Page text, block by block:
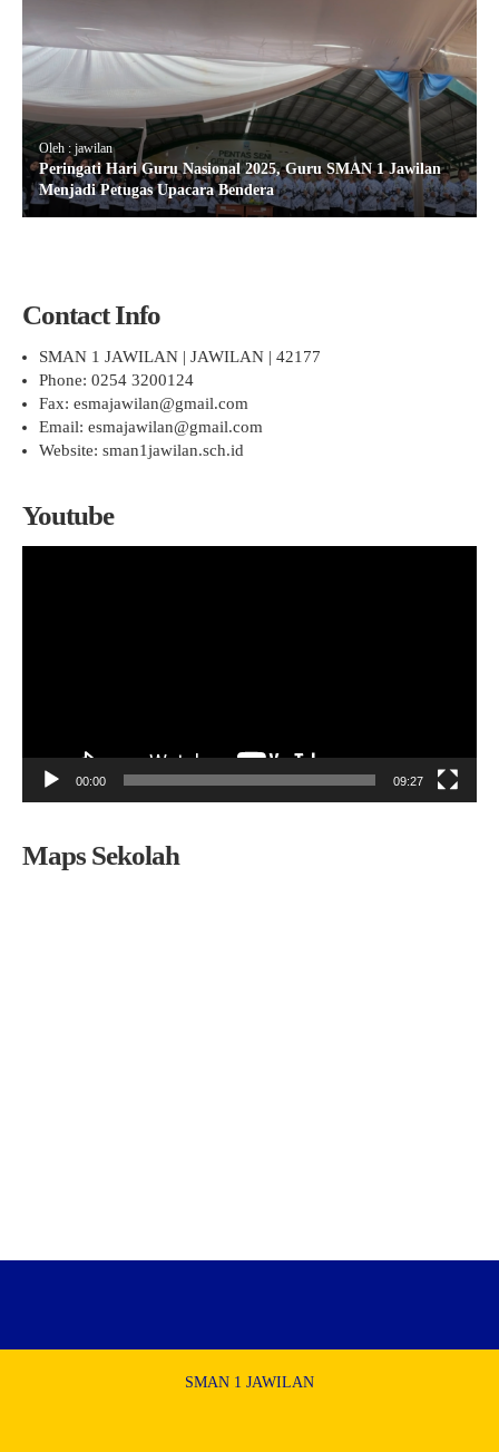
Oleh : jawilan
Peringati Hari Guru Nasional 2025, Guru SMAN 1 Jawilan
Menjadi Petugas Upacara Bendera
Contact Info
SMAN 1 JAWILAN | JAWILAN | 42177
Phone: 0254 3200124
Fax: esmajawilan@gmail.com
Email: esmajawilan@gmail.com
Website: sman1jawilan.sch.id
Youtube
00:00 09:27
Maps Sekolah
SMAN 1 JAWILAN